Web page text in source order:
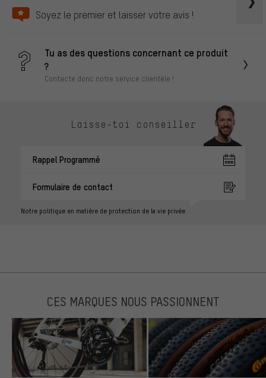
Soyez le premier et laisser votre avis !
Tu as des questions concernant ce produit
?
Contacte donc notre service clientèle !
Laisse-toi conseiller
Rappel Programmé
Formulaire de contact
Notre politique en matière de protection de la vie privée
CES MARQUES NOUS PASSIONNENT